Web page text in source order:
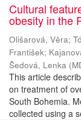
Cultural
obesity in the
Olišarová, Věra;
František;
Šedová, Lenka (
This article
on treatment of
South Bohemia.
collected using a